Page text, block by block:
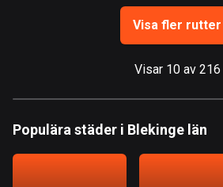
Visa fler rutter
Visar 10 av 216
Populära städer i Blekinge län